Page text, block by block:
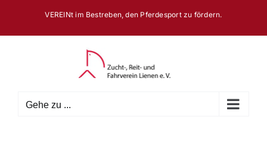
springen
VEREINt im Bestreben, den Pferdesport zu fördern.
Gehe zu ...